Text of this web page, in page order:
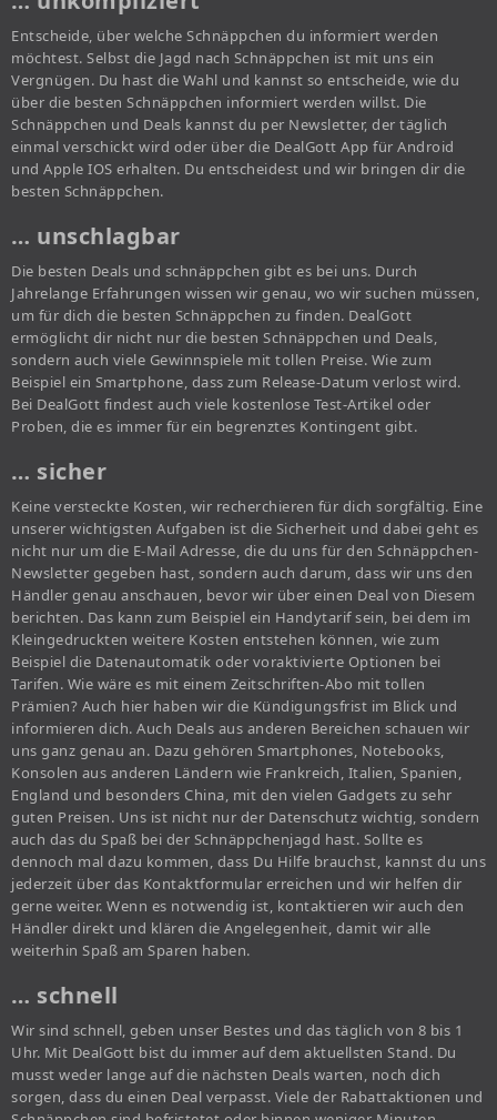
Entscheide, über welche Schnäppchen du informiert werden
möchtest. Selbst die Jagd nach Schnäppchen ist mit uns ein
Vergnügen. Du hast die Wahl und kannst so entscheide, wie du
über die besten Schnäppchen informiert werden willst. Die
Schnäppchen und Deals kannst du per Newsletter, der täglich
einmal verschickt wird oder über die DealGott App für Android
und Apple IOS erhalten. Du entscheidest und wir bringen dir die
besten Schnäppchen.
… unschlagbar
Die besten Deals und schnäppchen gibt es bei uns. Durch
Jahrelange Erfahrungen wissen wir genau, wo wir suchen müssen,
um für dich die besten Schnäppchen zu finden. DealGott
ermöglicht dir nicht nur die besten Schnäppchen und Deals,
sondern auch viele Gewinnspiele mit tollen Preise. Wie zum
Beispiel ein Smartphone, dass zum Release-Datum verlost wird.
Bei DealGott findest auch viele kostenlose Test-Artikel oder
Proben, die es immer für ein begrenztes Kontingent gibt.
… sicher
Keine versteckte Kosten, wir recherchieren für dich sorgfältig. Eine
unserer wichtigsten Aufgaben ist die Sicherheit und dabei geht es
nicht nur um die E-Mail Adresse, die du uns für den Schnäppchen-
Newsletter gegeben hast, sondern auch darum, dass wir uns den
Händler genau anschauen, bevor wir über einen Deal von Diesem
berichten. Das kann zum Beispiel ein Handytarif sein, bei dem im
Kleingedruckten weitere Kosten entstehen können, wie zum
Beispiel die Datenautomatik oder voraktivierte Optionen bei
Tarifen. Wie wäre es mit einem Zeitschriften-Abo mit tollen
Prämien? Auch hier haben wir die Kündigungsfrist im Blick und
informieren dich. Auch Deals aus anderen Bereichen schauen wir
uns ganz genau an. Dazu gehören Smartphones, Notebooks,
Konsolen aus anderen Ländern wie Frankreich, Italien, Spanien,
England und besonders China, mit den vielen Gadgets zu sehr
guten Preisen. Uns ist nicht nur der Datenschutz wichtig, sondern
auch das du Spaß bei der Schnäppchenjagd hast. Sollte es
dennoch mal dazu kommen, dass Du Hilfe brauchst, kannst du uns
jederzeit über das Kontaktformular erreichen und wir helfen dir
gerne weiter. Wenn es notwendig ist, kontaktieren wir auch den
Händler direkt und klären die Angelegenheit, damit wir alle
weiterhin Spaß am Sparen haben.
… schnell
Wir sind schnell, geben unser Bestes und das täglich von 8 bis 1
Uhr. Mit DealGott bist du immer auf dem aktuellsten Stand. Du
musst weder lange auf die nächsten Deals warten, noch dich
sorgen, dass du einen Deal verpasst. Viele der Rabattaktionen und